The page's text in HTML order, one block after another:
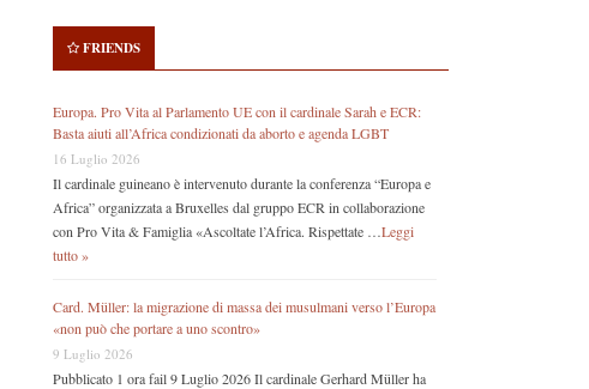
FRIENDS
Europa. Pro Vita al Parlamento UE con il cardinale Sarah e ECR:
Basta aiuti all’Africa condizionati da aborto e agenda LGBT
16 Luglio 2026
Il cardinale guineano è intervenuto durante la conferenza “Europa e
Africa” organizzata a Bruxelles dal gruppo ECR in collaborazione
con Pro Vita & Famiglia «Ascoltate l’Africa. Rispettate … Leggi
tutto »
Card. Müller: la migrazione di massa dei musulmani verso l’Europa
«non può che portare a uno scontro»
9 Luglio 2026
Pubblicato 1 ora fail 9 Luglio 2026 Il cardinale Gerhard Müller ha